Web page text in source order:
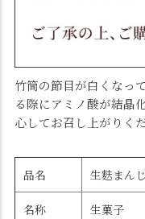
竹筒の節目が白くなっ
る際にアミノ酸が結晶
心してお召し上がりくだ
品名 生麩まん
名称 生菓子